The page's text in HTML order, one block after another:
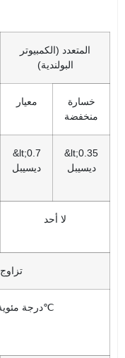
المتعدد (الكمبيوتر
البولندية)
معيار
خسارة
منخفضة
&lt;0.7
ديسيبل
&lt;0.35
ديسيبل
لا أحد
500 تزاوج
-40 درجة مئوية إلى 80℃